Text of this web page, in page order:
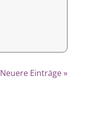
Neuere Einträge »